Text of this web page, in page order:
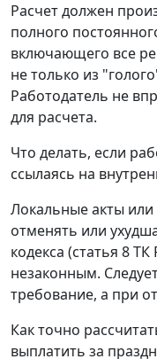
Расчет должен
полного
включающего все
не только из
Работодатель не
для расчета.
Что делать, если
ссылаясь на
Локальные акты или
отменять или
кодекса (статья 8
незаконным.
требование, а при
Как точно
выплатить за